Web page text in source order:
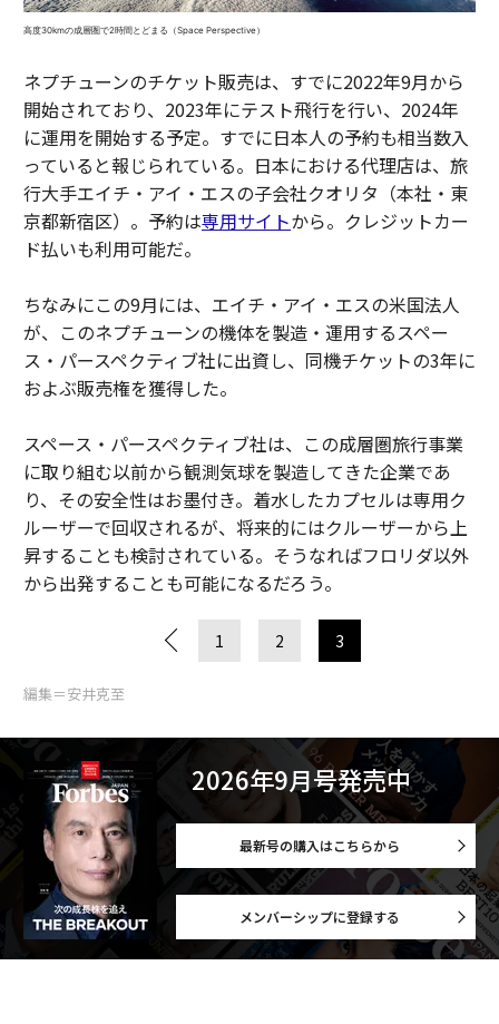
高度30kmの成層圏で2時間とどまる（Space Perspective）
ネプチューンのチケット販売は、すでに2022年9月から
開始されており、2023年にテスト飛行を行い、2024年
に運用を開始する予定。すでに日本人の予約も相当数入
っていると報じられている。日本における代理店は、旅
行大手エイチ・アイ・エスの子会社クオリタ（本社・東
京都新宿区）。予約は専用サイトから。クレジットカー
ド払いも利用可能だ。
ちなみにこの9月には、エイチ・アイ・エスの米国法人
が、このネプチューンの機体を製造・運用するスペー
ス・パースペクティブ社に出資し、同機チケットの3年に
およぶ販売権を獲得した。
スペース・パースペクティブ社は、この成層圏旅行事業
に取り組む以前から観測気球を製造してきた企業であ
り、その安全性はお墨付き。着水したカプセルは専用ク
ルーザーで回収されるが、将来的にはクルーザーから上
昇することも検討されている。そうなればフロリダ以外
から出発することも可能になるだろう。
1 2 3
編集＝安井克至
2026年9月号発売中
最新号の購入はこちらから
メンバーシップに登録する